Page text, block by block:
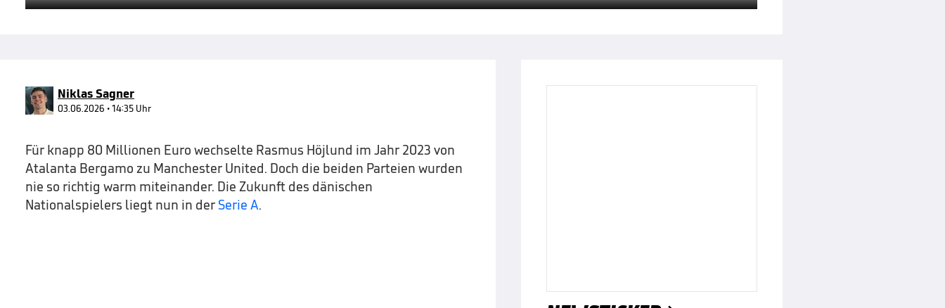
Niklas Sagner
03.06.2026 • 14:35 Uhr
Für knapp 80 Millionen Euro wechselte Rasmus Höjlund im Jahr 2023 von
Atalanta Bergamo zu Manchester United. Doch die beiden Parteien wurden
nie so richtig warm miteinander. Die Zukunft des dänischen
Nationalspielers liegt nun in der Serie A.